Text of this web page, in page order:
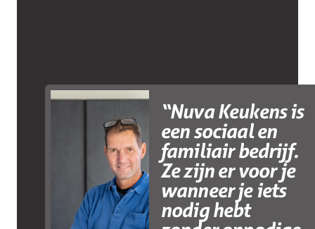
“Nuva Keukens is
een sociaal en
familiair bedrijf.
Ze zijn er voor je
wanneer je iets
nodig hebt